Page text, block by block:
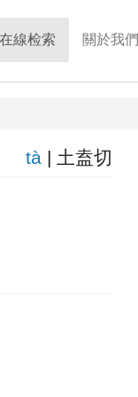
在線检索 關於我們
tà| 土盍切